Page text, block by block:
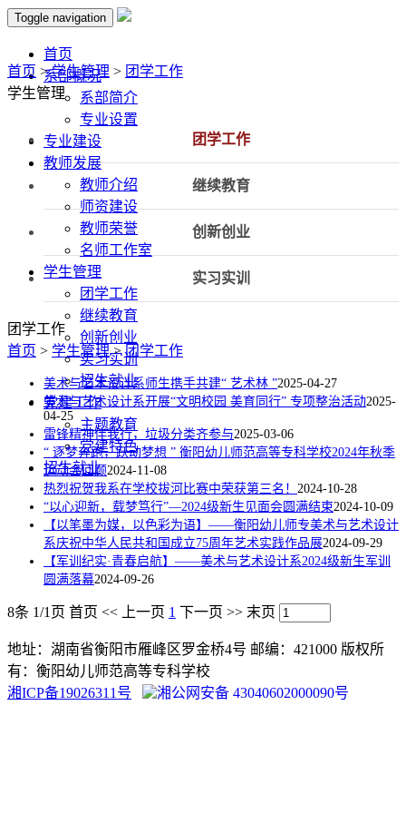
Toggle navigation
首页
系部概况
系部简介
专业设置
专业建设
教师发展
教师介绍
师资建设
教师荣誉
名师工作室
学生管理
团学工作
继续教育
创新创业
实习实训
招生就业
党建工作
主题教育
党建特色
招生就业
首页 >学生管理 > 团学工作
学生管理
团学工作
继续教育
创新创业
实习实训
团学工作
首页 > 学生管理>团学工作
美术与艺术设计系师生携手共建“ 艺术林 ”2025-04-27
美术与艺术设计系开展“文明校园 美育同行” 专项整治活动2025-
04-25
雷锋精神伴我行，垃圾分类齐参与2025-03-06
“ 逐梦奔跑，跃动梦想 ” 衡阳幼儿师范高等专科学校2024年秋季
运动会回顾2024-11-08
热烈祝贺我系在学校拔河比赛中荣获第三名！ 2024-10-28
“以心迎新，载梦笃行”—2024级新生见面会圆满结束2024-10-09
【以笔墨为媒，以色彩为语】——衡阳幼儿师专美术与艺术设计
系庆祝中华人民共和国成立75周年艺术实践作品展2024-09-29
【军训纪实·青春启航】——美术与艺术设计系2024级新生军训
圆满落幕2024-09-26
8条 1/1页 首页 << 上一页 1 下一页 >> 末页
地址：湖南省衡阳市雁峰区罗金桥4号 邮编：421000 版权所
有：衡阳幼儿师范高等专科学校
湘ICP备19026311号
湘公网安备 43040602000090号